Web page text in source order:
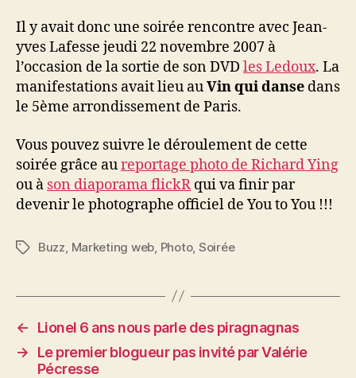
Il y avait donc une soirée rencontre avec Jean-
yves Lafesse jeudi 22 novembre 2007 à
l’occasion de la sortie de son DVD les Ledoux. La
manifestations avait lieu auVin qui danse dans
le 5ème arrondissement de Paris.
Vous pouvez suivre le déroulement de cette
soirée grâce aureportage photo de Richard Ying
ou à son diaporama flickR qui va finir par
devenir le photographe officiel de You to You !!!
Étiquettes
Buzz Marketing web Photo, Soirée
←
Lionel 6 ans nous parle des piragnagnas
→
Le premier blogueur pas invité par Valérie
Pécresse